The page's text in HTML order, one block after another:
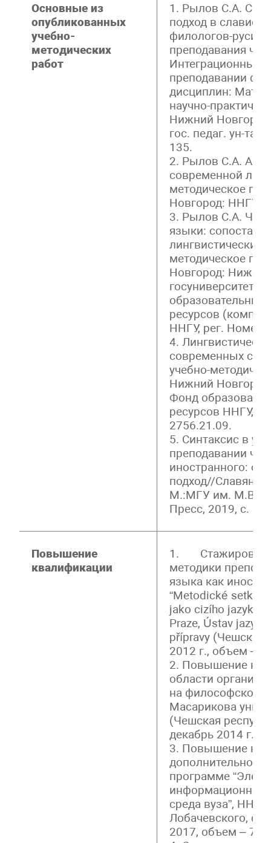
Основные из
опубликованных
учебно-
методических
работ
1. Рылов С.А.
подход в
филологов-
преподавания
Интеграционные
преподавании
дисциплин: Мат-
научно-
Нижний
гос. педаг. ун-та,
135.
2. Рылов С.А.
современной
методическое
Новгород: ННГУ,
3. Рылов С.А.
языки:
лингвистический
методическое
Новгород:
госуниверситет,
образовательных
ресурсов
ННГУ, рег. Номер
4.
современных
учебно-
Нижний
Фонд
ресурсов ННГУ,
2756.21.09.
5. Синтаксис в
преподавании
иностранного:
подход//
М.:МГУ им. М.В.
Пресс, 2019, с.
Повышение
квалификации
1. Стажировка
методики
языка как
“Metodické
jako cizího jazyka”,
Praze, Ústav
přípravy (Чешская
2012 г., объем –
2. Повышение
области
на философском
Масарикова
(Чешская
декабрь 2014 г.,
3. Повышение
дополнительной
программе
информационно-
среда вуза”,
Лобачевского,
2017, объем – 72